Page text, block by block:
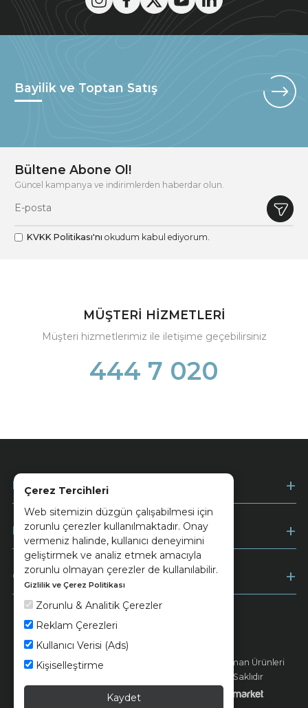
Çerez Tercihleri
Web sitemizin düzgün çalışabilmesi için
zorunlu çerezler kullanılmaktadır. Onay
vermeniz halinde, kullanıcı deneyimini
geliştirmek ve analiz etmek amacıyla
zorunlu olmayan çerezler de kullanılabilir.
Gizlilik ve Çerez Politikası
Zorunlu & Analitik Çerezler
Reklam Çerezleri
Kullanıcı Verisi (Ads)
Kişiselleştirme
Kaydet
Bayilik ve Toptan Satış
Bültene Abone Ol!
Güncel kampanya ve indirimlerden haberdar olun.
KVKK Politikası'nı okudum kabul ediyorum.
MÜŞTERİ HİZMETLERİ
Müşteri hizmetlerimiz ile iletişime geçebilirsiniz
444 7 020
Kurumsal
Müşteri Hizmetleri
Ödeme
Keramika Kvkk ve Çerez Politikası
© 2026 Ünsa Madencilik Turizm Enerji Seramik Orman Ürünleri
Elektrik Üretim San. ve Tic. A.Ş. - Tüm Hakları Saklıdır